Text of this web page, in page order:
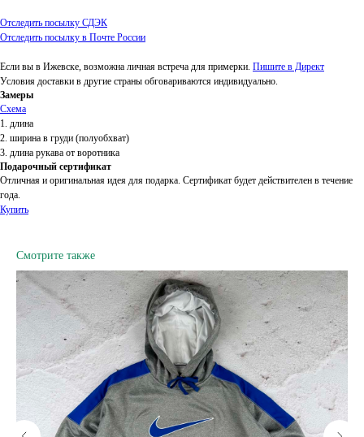
Отследить посылку СДЭК
Отследить посылку в Почте России
Если вы в Ижевске, возможна личная встреча для примерки. Пишите в Директ
Условия доставки в другие страны обговариваются индивидуально.
Замеры
Схема
1. длина
2. ширина в груди (полуобхват)
3. длина рукава от воротника
Подарочный сертификат
Отличная и оригинальная идея для подарка. Сертификат будет действителен в течение
года.
Купить
Смотрите также